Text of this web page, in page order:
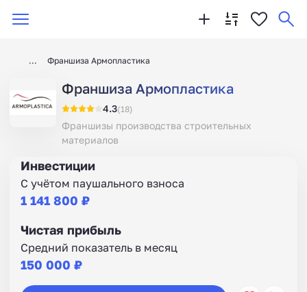
Франшиза Армопластика
Франшиза Армопластика
4.3(18)
Франшизы производства строительных
материалов
Инвестиции
С учётом паушального взноса
1 141 800 ₽
Чистая прибыль
Средний показатель в месяц
150 000 ₽